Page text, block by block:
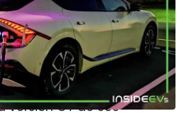
Ajouter Motor1.com en tant que
source préférée sur Google
très concluant de la Kia
325 chevaux, et en
GT de 585